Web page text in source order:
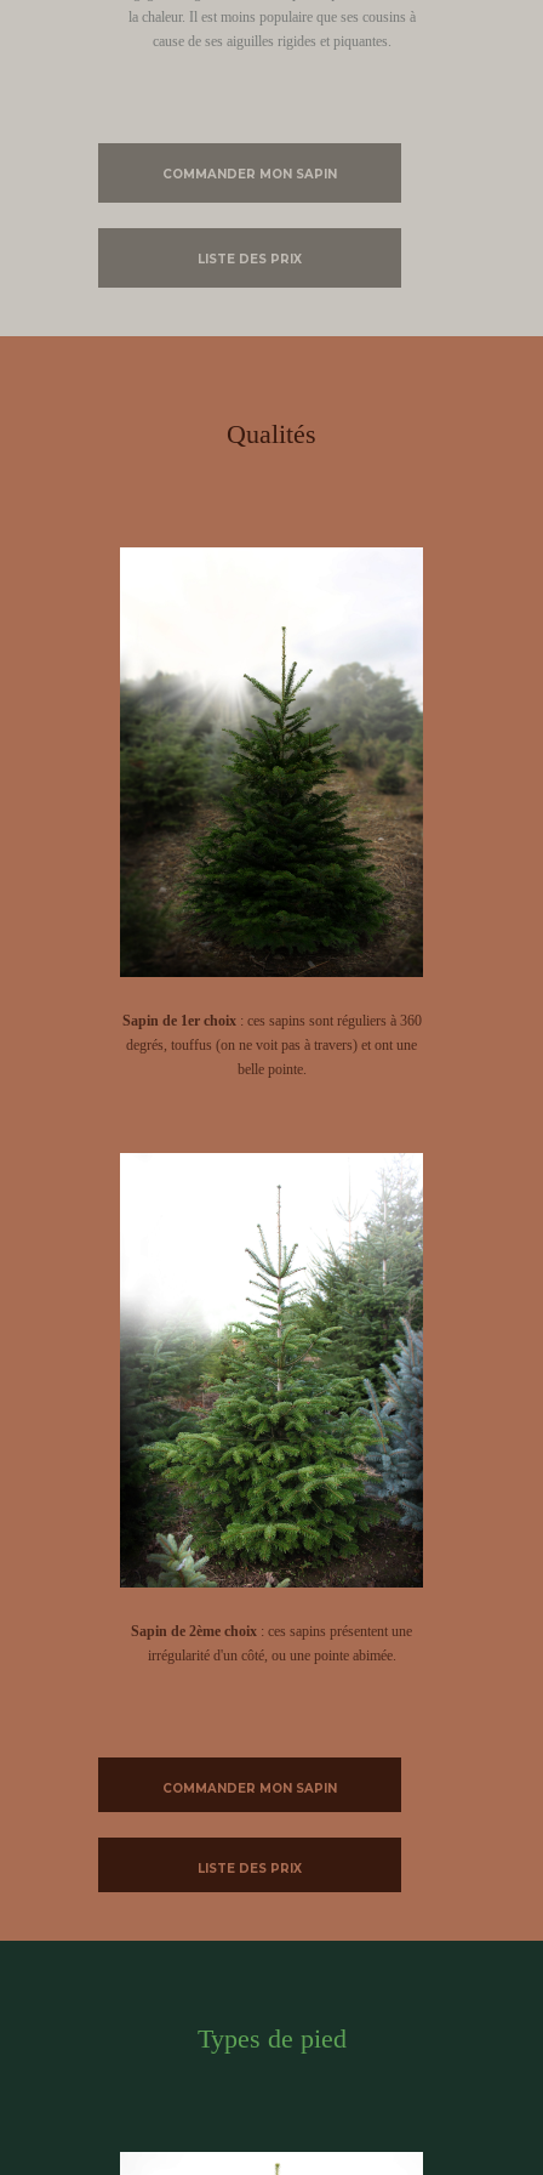
la chaleur. Il est moins populaire que ses cousins à
cause de ses aiguilles rigides et piquantes.
COMMANDER MON SAPIN
LISTE DES PRIX
Qualités
Sapin de 1er choix: ces sapins sont réguliers à 360
degrés, touffus (on ne voit pas à travers) et ont une
belle pointe.
Sapin de 2ème choix : ces sapins présentent une
irrégularité d'un côté, ou une pointe abimée.
COMMANDER MON SAPIN
LISTE DES PRIX
Types de pied